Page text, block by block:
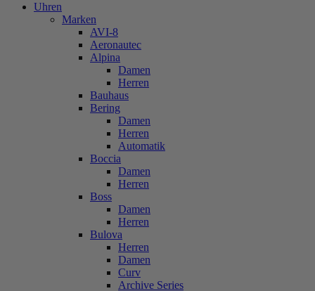
Uhren
Marken
AVI-8
Aeronautec
Alpina
Damen
Herren
Bauhaus
Bering
Damen
Herren
Automatik
Boccia
Damen
Herren
Boss
Damen
Herren
Bulova
Herren
Damen
Curv
Archive Series